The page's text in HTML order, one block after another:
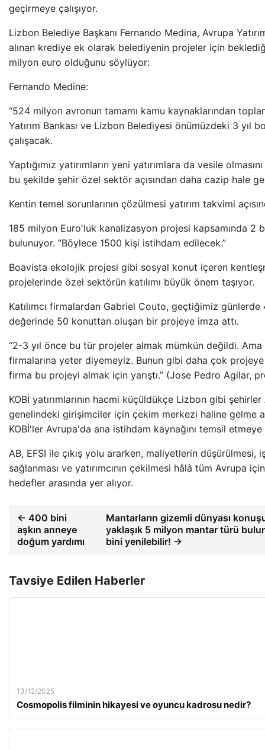
geçirmeye çalışıyor.
Lizbon Belediye Başkanı Fernando Medina, Avrupa
alınan krediye ek olarak belediyenin projeler için
milyon euro olduğunu söylüyor:
Fernando Medine:
“524 milyon avronun tamamı kamu kaynaklarından
Yatırım Bankası ve Lizbon Belediyesi önümüzdeki 3 yıl
çalışacak.
Yaptığımız yatırımların yeni yatırımlara da vesile
bu şekilde şehir özel sektör açısından daha cazip hale
Kentin temel sorunlarının çözülmesi yatırım takvimi
185 milyon Euro'luk kanalizasyon projesi kapsamında 2
bulunuyor. “Böylece 1500 kişi istihdam edilecek.”
Boavista ekolojik projesi gibi sosyal konut içeren
projelerinde özel sektörün katılımı büyük önem taşıyor.
Katılımcı firmalardan Gabriel Couto, geçtiğimiz
değerinde 50 konuttan oluşan bir projeye imza attı.
“2-3 yıl önce bu tür projeler almak mümkün değildi.
firmalarına yeter diyemeyiz. Bunun gibi daha çok
firma bu projeyi almak için yarıştı.” (Jose Pedro Agilar,
KOBİ yatırımlarının hacmi küçüldükçe Lizbon gibi
genelindeki girişimciler için çekim merkezi haline gelme
KOBİ'ler Avrupa'da ana istihdam kaynağını temsil
AB, EFSI ile çıkış yolu ararken, maliyetlerin düşürülmesi,
sağlanması ve yatırımcının çekilmesi hâlâ tüm Avrupa
hedefler arasında yer alıyor.
← 400 bini
aşkın anneye
doğum yardımı
Mantarların gizemli dünyası
yaklaşık 5 milyon mantar türü
bini yenilebilir! →
Tavsiye Edilen Haberler
13/12/2025
Cosmopolis filminin hikayesi ve oyuncu kadrosu nedir?